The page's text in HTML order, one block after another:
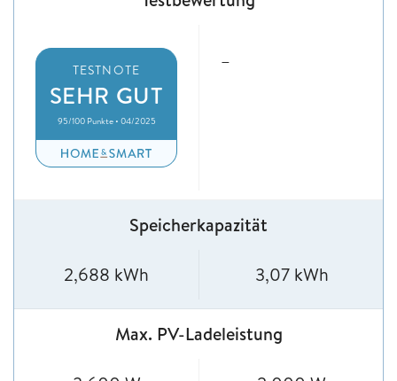
TESTNOTE
SEHR GUT
95/100 Punkte • 04/2025
–
Speicherkapazität
2,688 kWh 3,07 kWh
Max. PV-Ladeleistung